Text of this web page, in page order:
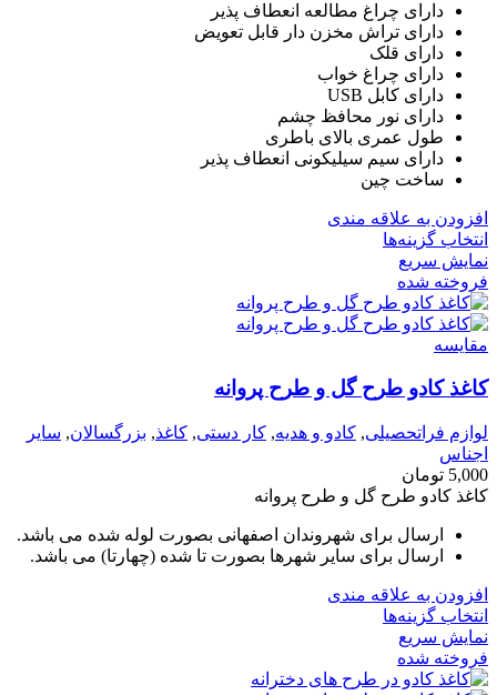
دارای چراغ مطالعه انعطاف پذیر
دارای تراش مخزن دار قابل تعویض
دارای قلک
دارای چراغ خواب
دارای کابل USB
دارای نور محافظ چشم
طول عمری بالای باطری
دارای سیم سیلیکونی انعطاف پذیر
ساخت چین
افزودن به علاقه مندی
انتخاب گزینه‌ها
نمایش سریع
فروخته شده
مقايسه
کاغذ کادو طرح گل و طرح پروانه
لوازم فراتحصیلی, کادو و هدیه, کار دستی, کاغذ, بزرگسالان, سایر
اجناس
5,000 تومان
کاغذ کادو طرح گل و طرح پروانه
ارسال برای شهروندان اصفهانی بصورت لوله شده می باشد.
ارسال برای سایر شهرها بصورت تا شده (چهارتا) می باشد.
افزودن به علاقه مندی
انتخاب گزینه‌ها
نمایش سریع
فروخته شده